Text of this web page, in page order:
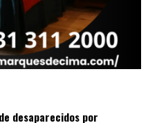
desaparecidos por